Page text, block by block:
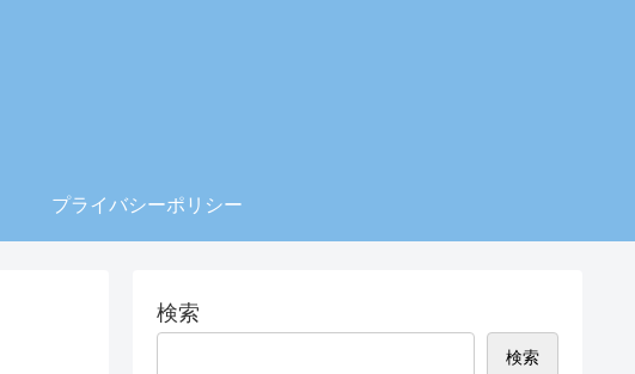
プライバシーポリシー
検索
検索